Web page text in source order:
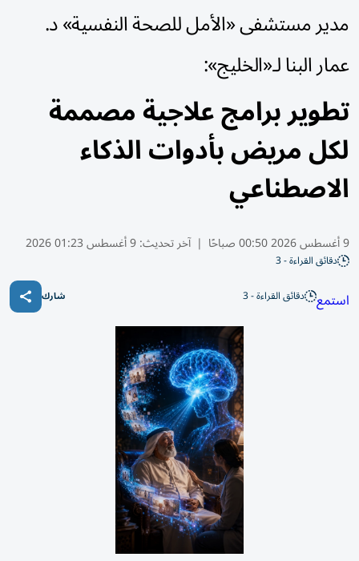
مدير مستشفى «الأمل للصحة النفسية» د.
عمار البنا لـ«الخليج»:
تطوير برامج علاجية مصممة
لكل مريض بأدوات الذكاء
الاصطناعي
9 أغسطس 2026 00:50 صباحًا | آخر تحديث:9 أغسطس 01:23 2026
دقائق القراءة - 3
استمع دقائق القراءة - 3 شارك